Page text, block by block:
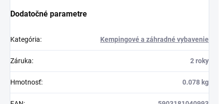
Dodatočné parametre
Kategória: Kempingové a záhradné vybavenie
Záruka: 2 roky
Hmotnosť: 0.078 kg